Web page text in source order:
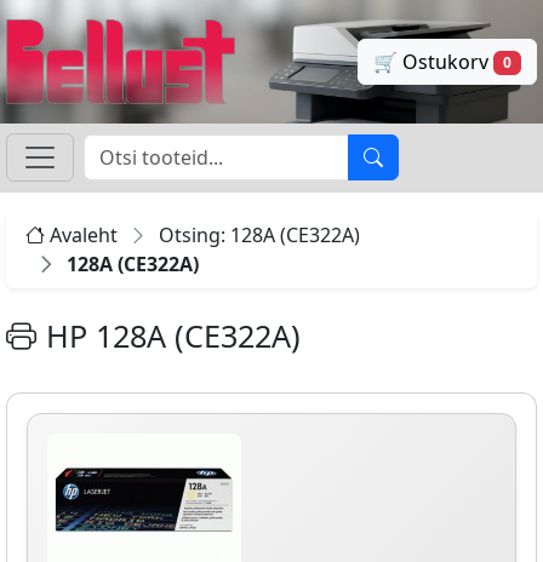
🛒 Ostukorv 0
Avaleht
Otsing: 128A (CE322A)
128A (CE322A)
HP 128A (CE322A)